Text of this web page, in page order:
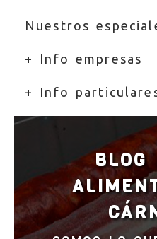
Nuestros
+ Info empresas
+ Info
BLOG